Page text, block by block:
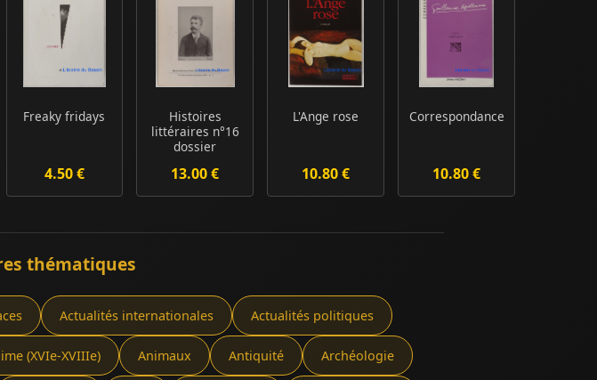
Freaky fridays
4.50 €
Histoires
littéraires n°16
dossier
13.00 €
L'Ange rose
10.80 €
Correspondance
10.80 €
thématiques
Actualités internationales Actualités politiques
(XVIe-XVIIIe) Animaux Antiquité Archéologie